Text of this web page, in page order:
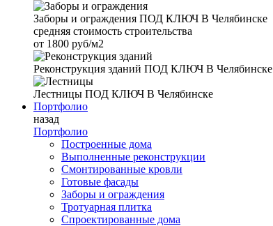
Заборы и ограждения ПОД КЛЮЧ В Челябинске
средняя стоимость строительства
от 1800 руб/м2
Реконструкция зданий ПОД КЛЮЧ В Челябинске
Лестницы ПОД КЛЮЧ В Челябинске
Портфолио
назад
Портфолио
Построенные дома
Выполненные реконструкции
Смонтированные кровли
Готовые фасады
Заборы и ограждения
Тротуарная плитка
Спроектированные дома